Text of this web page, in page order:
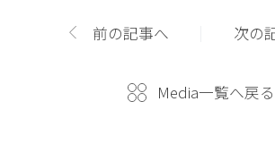
前の記事へ
Media一覧へ戻る
次の